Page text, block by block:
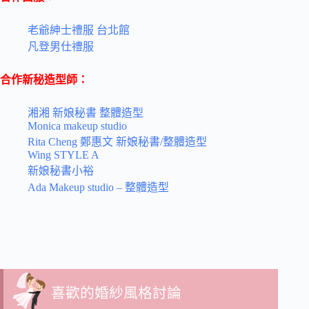
老爺紳士禮服 台北館
凡登男仕禮服
合作新秘造型師：
湘湘 新娘秘書 整體造型
Monica makeup studio
Rita Cheng 鄭惠文 新娘秘書/整體造型
Wing STYLE A
新娘秘書小裕
Ada Makeup studio – 整體造型
喜歡的婚紗風格討論